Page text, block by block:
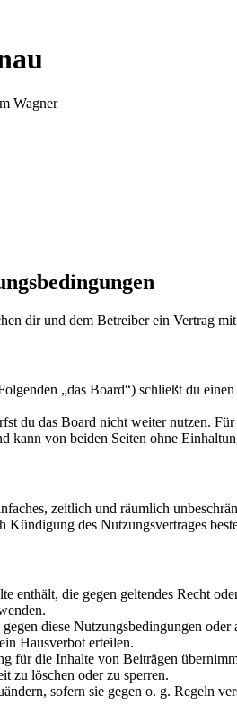
Wagner
dir und dem Betreiber ein Vertrag
„das Board“) schließt du
du das Board nicht weiter nutzen.
kann von beiden Seiten ohne
zeitlich und räumlich
des Nutzungsvertrages
enthält, die gegen geltendes Recht
diese Nutzungsbedingungen
Hausverbot erteilen.
für die Inhalte von Beiträgen
zu löschen oder zu sperren.
sofern sie gegen o. g. Regeln